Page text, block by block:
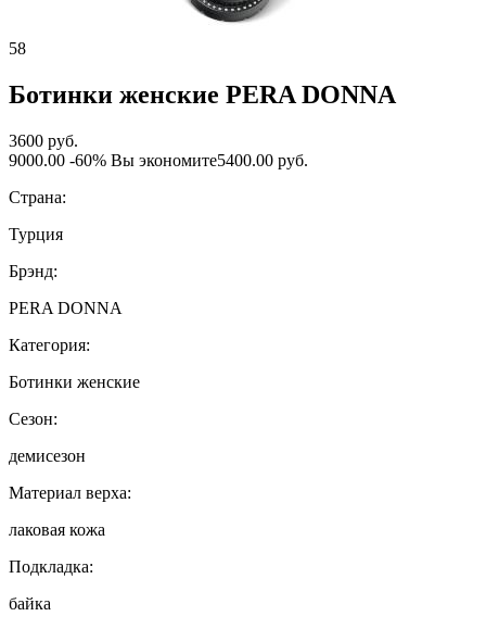
58
Ботинки женские PERA DONNA
3600 руб.
9000.00 -60% Вы экономите5400.00 руб.
Страна:
Турция
Брэнд:
PERA DONNA
Категория:
Ботинки женские
Сезон:
демисезон
Материал верха:
лаковая кожа
Подкладка:
байка